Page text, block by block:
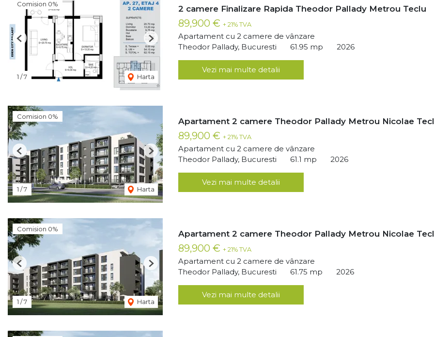
Comision 0%
1 /7 Harta
Previous Next
2 camere Finalizare Rapida Theodor Pallady Metrou Teclu
89,900 € + 21% TVA
Apartament cu 2 camere de vânzare
Theodor Pallady, Bucuresti
61.95 mp 2026
Vezi mai multe detalii
Comision 0%
1 /7 Harta
Previous Next
Apartament 2 camere Theodor Pallady Metrou Nicolae
89,900 € + 21% TVA
Apartament cu 2 camere de vânzare
Theodor Pallady, Bucuresti
61.1 mp 2026
Vezi mai multe detalii
Comision 0%
1 /7 Harta
Previous Next
Apartament 2 camere Theodor Pallady Metrou Nicolae
89,900 € + 21% TVA
Apartament cu 2 camere de vânzare
Theodor Pallady, Bucuresti
61.75 mp 2026
Vezi mai multe detalii